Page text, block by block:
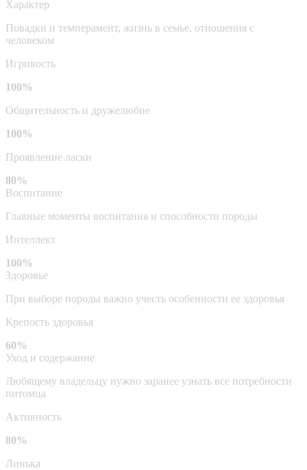
Характер
Повадки и темперамент, жизнь в семье, отношения с
человеком
Игривость
100%
Общительность и дружелюбие
100%
Проявление ласки
80%
Воспитание
Главные моменты воспитания и способности породы
Интеллект
100%
Здоровье
При выборе породы важно учесть особенности ее здоровья
Крепость здоровья
60%
Уход и содержание
Любящему владельцу нужно заранее узнать все потребности
питомца
Активность
80%
Линька